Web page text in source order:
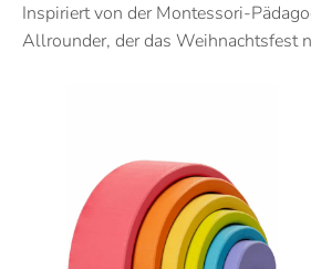
Inspiriert von der Montessori-
Allrounder, der das Weihnachtsfest